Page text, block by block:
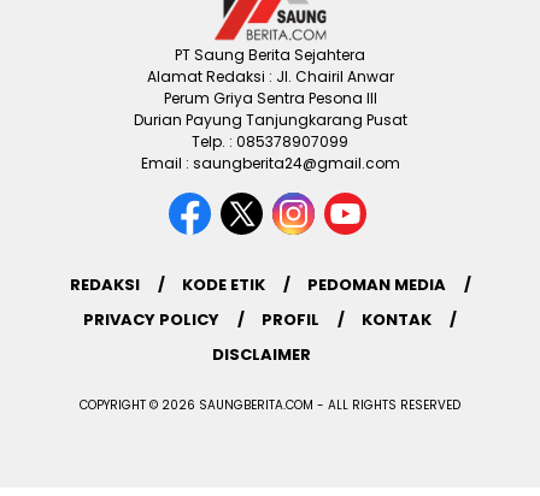
PT Saung Berita Sejahtera
Alamat Redaksi : Jl. Chairil Anwar
Perum Griya Sentra Pesona III
Durian Payung Tanjungkarang Pusat
Telp. : 085378907099
Email : saungberita24@gmail.com
REDAKSI KODE ETIK
PEDOMAN MEDIA
PRIVACY POLICY
PROFIL
KONTAK
DISCLAIMER
COPYRIGHT © 2026 SAUNGBERITA.COM - ALL RIGHTS RESERVED